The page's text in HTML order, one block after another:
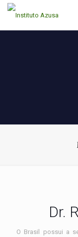
Dr.
O Brasil possui a